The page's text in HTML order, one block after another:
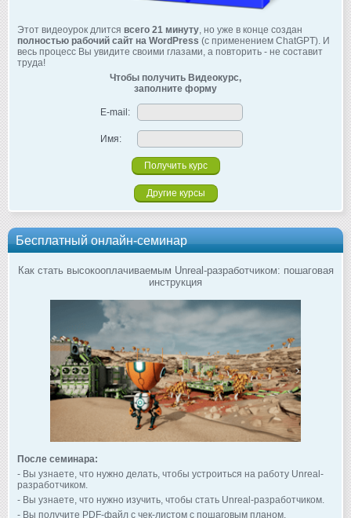
Этот видеоурок длится всего 21 минуту, но уже в конце создан
полностью рабочий сайт на WordPress (с применением ChatGPT). И
весь процесс Вы увидите своими глазами, а повторить - не составит
труда!
Чтобы получить Видеокурс,
заполните форму
E-mail:
Имя:
Другие курсы
Бесплатный онлайн-семинар
Как стать высокооплачиваемым Unreal-разработчиком: пошаговая
инструкция
После семинара:
- Вы узнаете, что нужно делать, чтобы устроиться на работу Unreal-
разработчиком.
- Вы узнаете, что нужно изучить, чтобы стать Unreal-разработчиком.
- Вы получите PDF-файл с чек-листом с пошаговым планом.